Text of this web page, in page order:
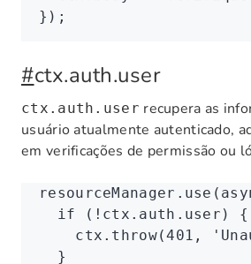
});
#ctx.auth.user
ctx.auth.user recupera as
usuário atualmente autenticado,
em verificações de permissão ou
resourceManager .use (
  if
( ! ctx . auth .user) {
    ctx
.throw(401 ,
  }